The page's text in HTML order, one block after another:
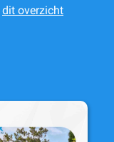
dit overzicht